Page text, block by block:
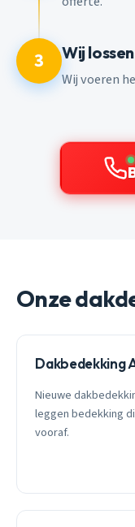
3 Wij
Wij voeren
Onze
Dakbedekking
Nieuwe
leggen bedekking
vooraf.